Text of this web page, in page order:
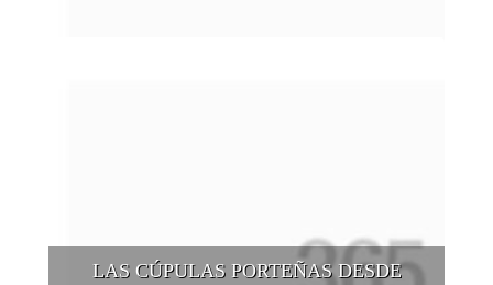
LAS CÚPULAS PORTEÑAS DESDE